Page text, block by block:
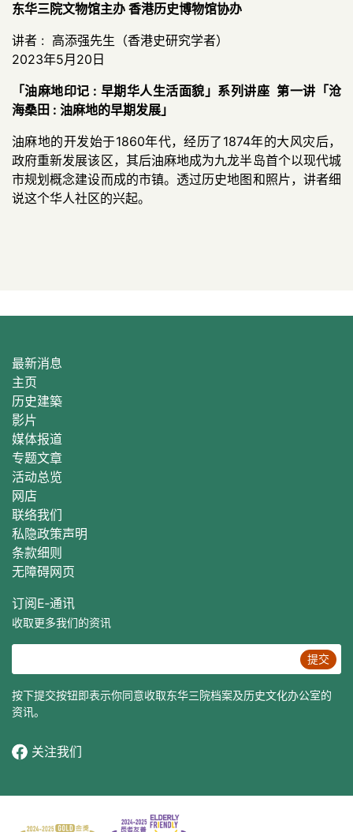
东华三院文物馆主办 香港历史博物馆协办
讲者 : 高添强先生（香港史研究学者）
2023年5月 20 日
「油麻地印记 : 早期华人生活面貌」系列讲座 第一讲「沧
海桑田 : 油麻地的早期发展」
油麻地的开发始于1860年代，经历了1874年的大风灾后，
政府重新发展该区，其后油麻地成为九龙半岛首个以现代城
市规划概念建设而成的市镇。透过历史地图和照片，讲者细
说这个华人社区的兴起。
最新消息
主页
历史建築
影片
媒体报道
专题文章
活动总览
网店
联络我们
私隐政策声明
条款细则
无障碍网页
订阅E‐通讯
收取更多我们的资讯
提交
按下提交按钮即表示你同意收取东华三院档案及历史文化办公室的
资讯。
关注我们